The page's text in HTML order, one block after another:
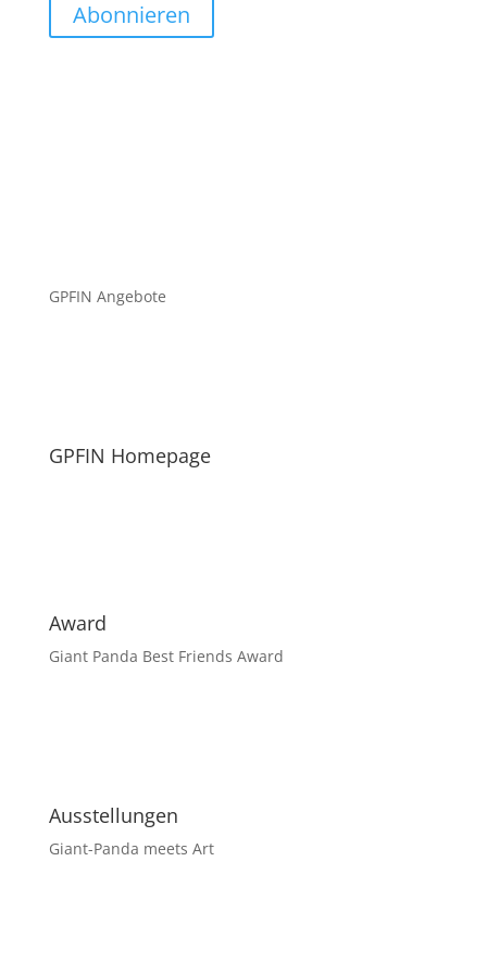
Abonnieren
GPFIN Angebote
GPFIN Homepage
Award
Giant Panda Best Friends Award
Ausstellungen
Giant-Panda meets Art